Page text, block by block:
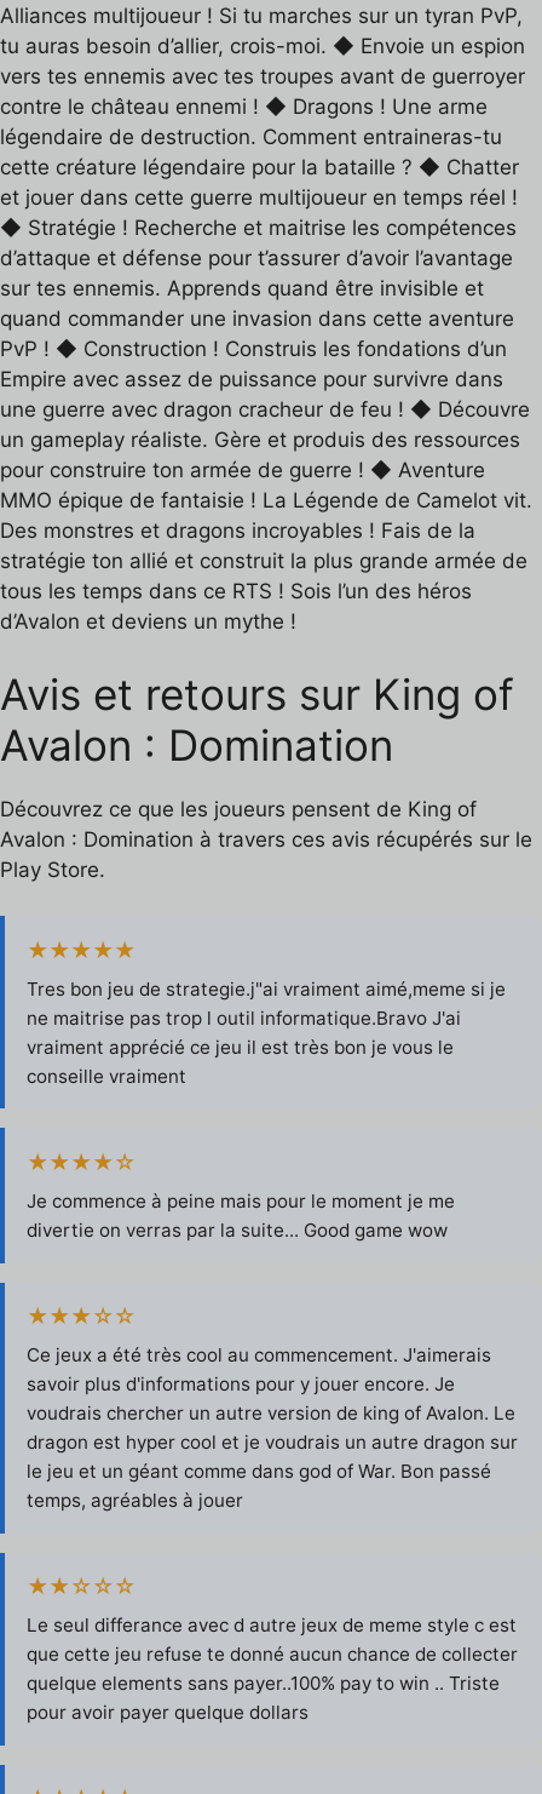
Alliances multijoueur ! Si tu marches sur un tyran PvP,
tu auras besoin d’allier, crois-moi. ◆ Envoie un espion
vers tes ennemis avec tes troupes avant de guerroyer
contre le château ennemi ! ◆ Dragons ! Une arme
légendaire de destruction. Comment entraineras-tu
cette créature légendaire pour la bataille ? ◆ Chatter
et jouer dans cette guerre multijoueur en temps réel !
◆ Stratégie ! Recherche et maitrise les compétences
d’attaque et défense pour t’assurer d’avoir l’avantage
sur tes ennemis. Apprends quand être invisible et
quand commander une invasion dans cette aventure
PvP ! ◆ Construction ! Construis les fondations d’un
Empire avec assez de puissance pour survivre dans
une guerre avec dragon cracheur de feu ! ◆ Découvre
un gameplay réaliste. Gère et produis des ressources
pour construire ton armée de guerre ! ◆ Aventure
MMO épique de fantaisie ! La Légende de Camelot vit.
Des monstres et dragons incroyables ! Fais de la
stratégie ton allié et construit la plus grande armée de
tous les temps dans ce RTS ! Sois l’un des héros
d’Avalon et deviens un mythe !
Avis et retours sur King of
Avalon : Domination
Découvrez ce que les joueurs pensent de King of
Avalon : Domination à travers ces avis récupérés sur le
Play Store.
★★★★★
Tres bon jeu de strategie.j"ai vraiment aimé,meme si je
ne maitrise pas trop l outil informatique.Bravo J'ai
vraiment apprécié ce jeu il est très bon je vous le
conseille vraiment
★★★★☆
Je commence à peine mais pour le moment je me
divertie on verras par la suite... Good game wow
★★★☆☆
Ce jeux a été très cool au commencement. J'aimerais
savoir plus d'informations pour y jouer encore. Je
voudrais chercher un autre version de king of Avalon. Le
dragon est hyper cool et je voudrais un autre dragon sur
le jeu et un géant comme dans god of War. Bon passé
temps, agréables à jouer
★★☆☆☆
Le seul differance avec d autre jeux de meme style c est
que cette jeu refuse te donné aucun chance de collecter
quelque elements sans payer..100% pay to win .. Triste
pour avoir payer quelque dollars